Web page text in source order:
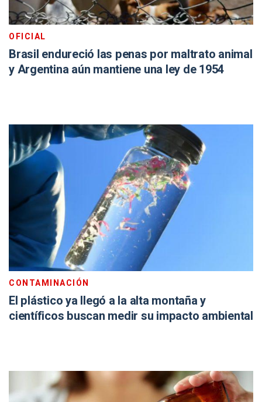
OFICIAL
Brasil endureció las penas por maltrato animal
y Argentina aún mantiene una ley de 1954
CONTAMINACIÓN
El plástico ya llegó a la alta montaña y
científicos buscan medir su impacto ambiental